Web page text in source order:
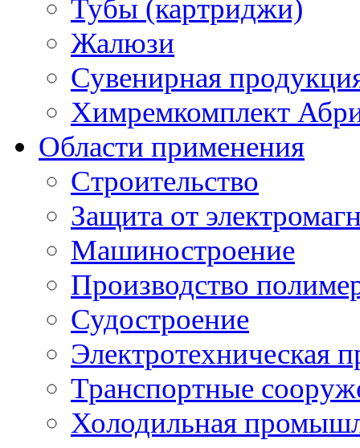
Тубы (картриджи)
Жалюзи
Сувенирная
Химремкомплект
Области применения
Строительство
Защита от
Машиностроение
Производство
Судостроение
Электротехническая
Транспортные
Холодильная